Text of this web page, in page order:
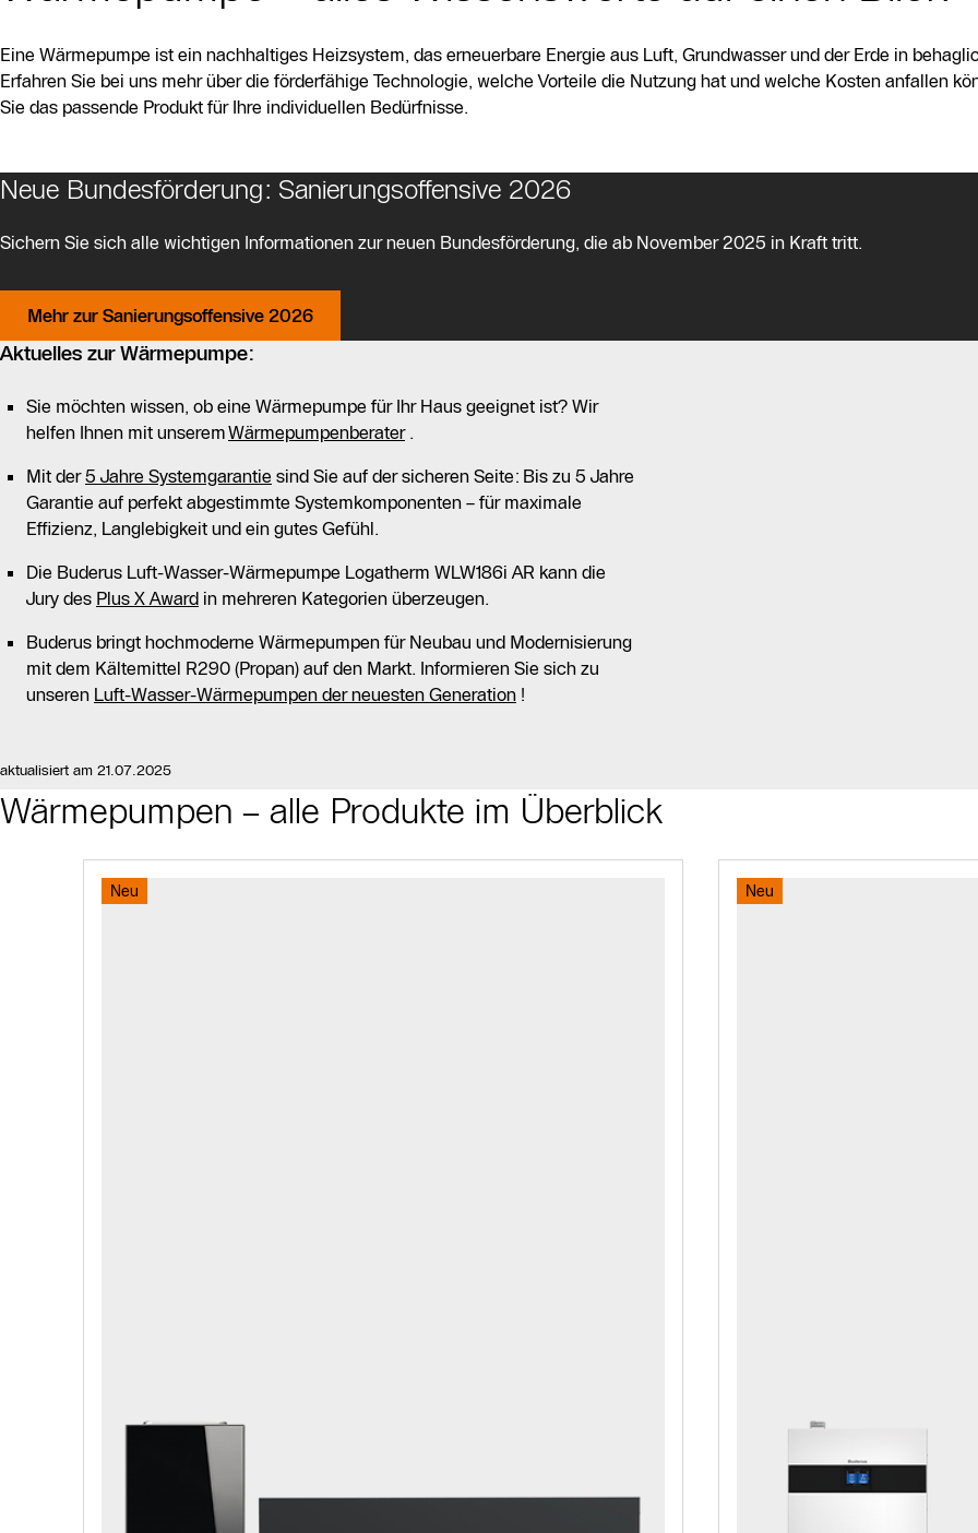
Eine Wärmepumpe ist ein nachhaltiges Heizsystem, das erneuerbare Energie aus Luft, Grundwasser und der Erde in
Erfahren Sie bei uns mehr über die förderfähige Technologie, welche Vorteile die Nutzung hat und welche Kosten anfallen
Sie das passende Produkt für Ihre individuellen Bedürfnisse.
Neue Bundesförderung: Sanierungsoffensive 2026
Sichern Sie sich alle wichtigen Informationen zur neuen Bundesförderung, die ab November 2025 in Kraft tritt.
Mehr zur Sanierungsoffensive 2026
Aktuelles zur Wärmepumpe:
Sie möchten wissen, ob eine Wärmepumpe für Ihr Haus geeignet ist? Wir
helfen Ihnen mit unseremWärmepumpenberater.
Mit der5 Jahre Systemgarantie sind Sie auf der sicheren Seite: Bis zu 5 Jahre
Garantie auf perfekt abgestimmte Systemkomponenten – für maximale
Effizienz, Langlebigkeit und ein gutes Gefühl.
Die Buderus Luft-Wasser-Wärmepumpe Logatherm WLW186i AR kann die
Jury des Plus X Award in mehreren Kategorien überzeugen.
Buderus bringt hochmoderne Wärmepumpen für Neubau und Modernisierung
mit dem Kältemittel R290 (Propan) auf den Markt. Informieren Sie sich zu
unseren Luft-Wasser-Wärmepumpen der neuesten Generation !
aktualisiert am 21.07.2025
Slider Bildergalerie
Als Liste anzeigen
Wärmepumpen – alle Produkte im Überblick
Neu Neu